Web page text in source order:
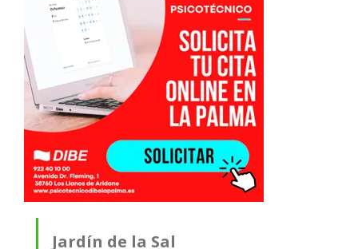
Jardín de la Sal